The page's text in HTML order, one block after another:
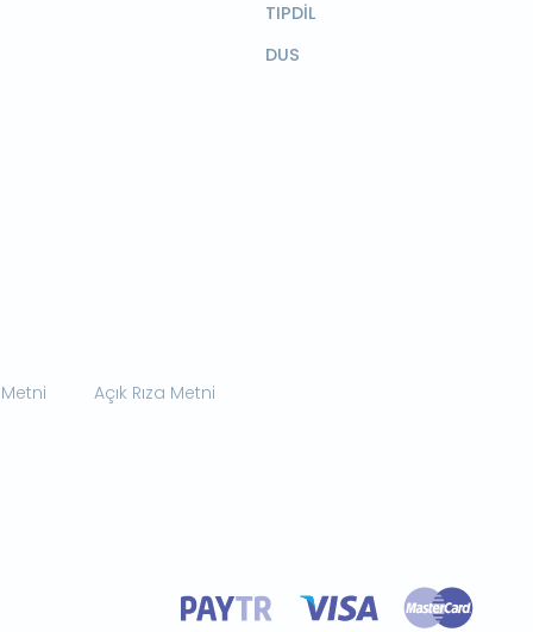
TIPDİL
DUS
Açık Rıza Metni